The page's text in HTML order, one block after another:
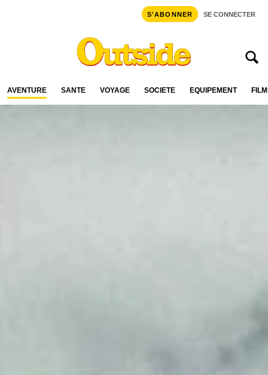
S'ABONNER SE CONNECTER
AVENTURE SANTÉ VOYAGE SOCIÉTÉ ÉQUIPEMENT